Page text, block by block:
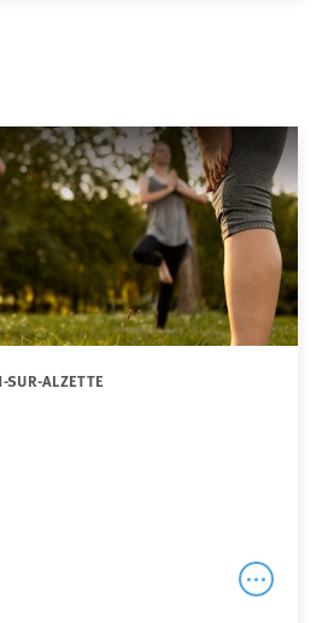
SUR-ALZETTE